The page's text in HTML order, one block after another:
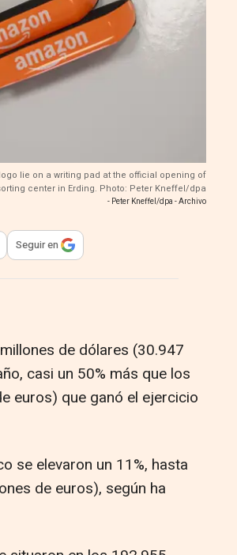
lie on a writing pad at the official opening of
center in Erding. Photo: Peter Kneffel/dpa
- Peter Kneffel/dpa - Archivo
para compartir
Seguir en
de dólares (30.947
casi un 50% más que los
euros) que ganó el ejercicio
se elevaron un 11%, hasta
de euros), según ha